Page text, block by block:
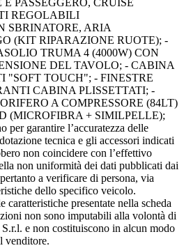
PASSEGGERO, CRUISE
REGOLABILI
SBRINATORE, ARIA
(KIT RIPARAZIONE RUOTE); -
TRUMA 4 (4000W) CON
DEL TAVOLO; - CABINA
"SOFT TOUCH"; - FINESTRE
CABINA PLISSETTATI; -
A COMPRESSORE (84LT)
(MICROFIBRA + SIMILPELLE);
per garantire l’accuratezza delle
tecnica e gli accessori indicati
non coincidere con l’effettivo
non uniformità dei dati pubblicati dai
a verificare di persona, via
dello specifico veicolo.
caratteristiche presentate nella scheda
non sono imputabili alla volontà di
e non costituiscono in alcun modo
venditore.